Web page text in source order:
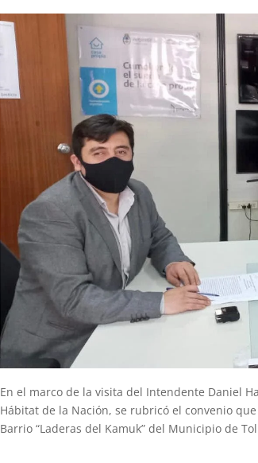
En el marco de la visita del Intendente Daniel
Hábitat de la Nación, se rubricó el convenio
Barrio “Laderas del Kamuk” del Municipio de